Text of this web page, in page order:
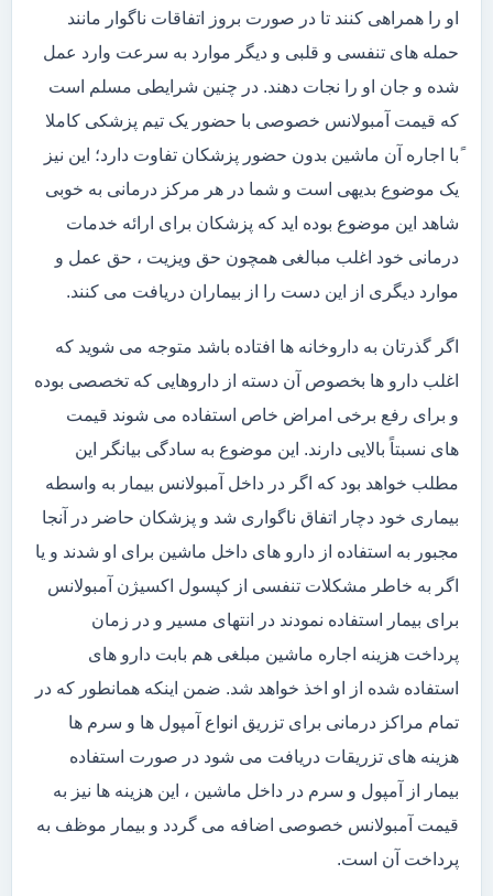
او را همراهی کنند تا در صورت بروز اتفاقات ناگوار مانند
حمله های تنفسی و قلبی و دیگر موارد به سرعت وارد عمل
شده و جان او را نجات دهند. در چنین شرایطی مسلم است
که قیمت آمبولانس خصوصی با حضور یک تیم پزشکی کاملا
ًبا اجاره آن ماشین بدون حضور پزشکان تفاوت دارد؛ این نیز
یک موضوع بدیهی است و شما در هر مرکز درمانی به خوبی
شاهد این موضوع بوده اید که پزشکان برای ارائه خدمات
درمانی خود اغلب مبالغی همچون حق ویزیت ، حق عمل و
موارد دیگری از این دست را از بیماران دریافت می کنند.
اگر گذرتان به داروخانه ها افتاده باشد متوجه می شوید که
اغلب دارو ها بخصوص آن دسته از داروهایی که تخصصی بوده
و برای رفع برخی امراض خاص استفاده می شوند قیمت
های نسبتاً بالایی دارند. این موضوع به سادگی بیانگر این
مطلب خواهد بود که اگر در داخل آمبولانس بیمار به واسطه
بیماری خود دچار اتفاق ناگواری شد و پزشکان حاضر در آنجا
مجبور به استفاده از دارو های داخل ماشین برای او شدند و یا
اگر به خاطر مشکلات تنفسی از کپسول اکسیژن آمبولانس
برای بیمار استفاده نمودند در انتهای مسیر و در زمان
پرداخت هزینه اجاره ماشین مبلغی هم بابت دارو های
استفاده شده از او اخذ خواهد شد. ضمن اینکه همانطور که در
تمام مراکز درمانی برای تزریق انواع آمپول ها و سرم ها
هزینه های تزریقات دریافت می شود در صورت استفاده
بیمار از آمپول و سرم در داخل ماشین ، این هزینه ها نیز به
قیمت آمبولانس خصوصی اضافه می گردد و بیمار موظف به
پرداخت آن است.